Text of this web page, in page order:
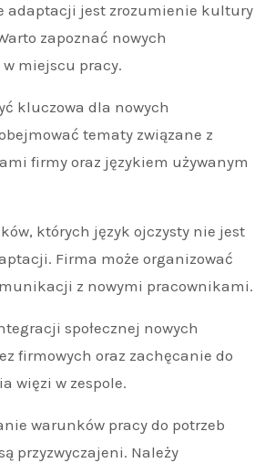
adaptacji jest zrozumienie kultury
zapoznać nowych
miejscu pracy.
kluczowa dla nowych
tematy związane z
firmy oraz językiem używanym
których język ojczysty nie jest
Firma może organizować
z nowymi pracownikami.
społecznej nowych
firmowych oraz zachęcanie do
więzi w zespole.
warunków pracy do potrzeb
przyzwyczajeni. Należy